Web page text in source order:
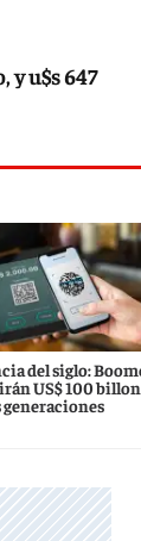
y u$s 647
del siglo:
US$ 100
generaciones